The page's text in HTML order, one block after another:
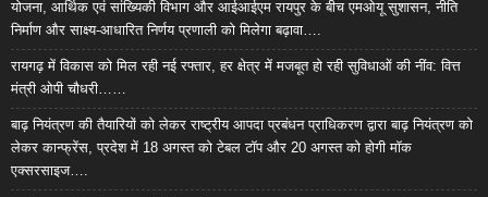
योजना, आर्थिक एवं सांख्यिकी विभाग और आईआईएम रायपुर के बीच एमओयू सुशासन, नीति
निर्माण और साक्ष्य-आधारित निर्णय प्रणाली को मिलेगा बढ़ावा….
रायगढ़ में विकास को मिल रही नई रफ्तार, हर क्षेत्र में मजबूत हो रही सुविधाओं की नींव: वित्त
मंत्री ओपी चौधरी……
बाढ़ नियंत्रण की तैयारियों को लेकर राष्ट्रीय आपदा प्रबंधन प्राधिकरण द्वारा बाढ़ नियंत्रण को
लेकर कान्फ्रेंस, प्रदेश में 18 अगस्त को टेबल टॉप और 20 अगस्त को होगी मॉक
एक्सरसाइज….